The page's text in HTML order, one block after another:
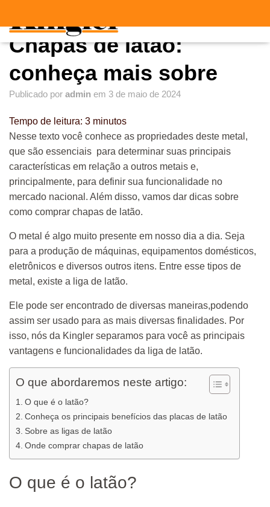
L
Chapas de latão:
conheça mais sobre
Publicado por admin em 3 de maio de 2024
Tempo de leitura: 3 minutos
Nesse texto você conhece as propriedades deste metal,
que são essenciais para determinar suas principais
características em relação a outros metais e,
principalmente, para definir sua funcionalidade no
mercado nacional. Além disso, vamos dar dicas sobre
como comprar chapas de latão.
O metal é algo muito presente em nosso dia a dia. Seja
para a produção de máquinas, equipamentos domésticos,
eletrônicos e diversos outros itens. Entre esse tipos de
metal, existe a liga de latão.
Ele pode ser encontrado de diversas maneiras,podendo
assim ser usado para as mais diversas finalidades. Por
isso, nós da Kingler separamos para você as principais
vantagens e funcionalidades da liga de latão.
O que abordaremos neste artigo:
O que é o latão?
Conheça os principais benefícios das placas de latão
Sobre as ligas de latão
Onde comprar chapas de latão
O que é o latão?